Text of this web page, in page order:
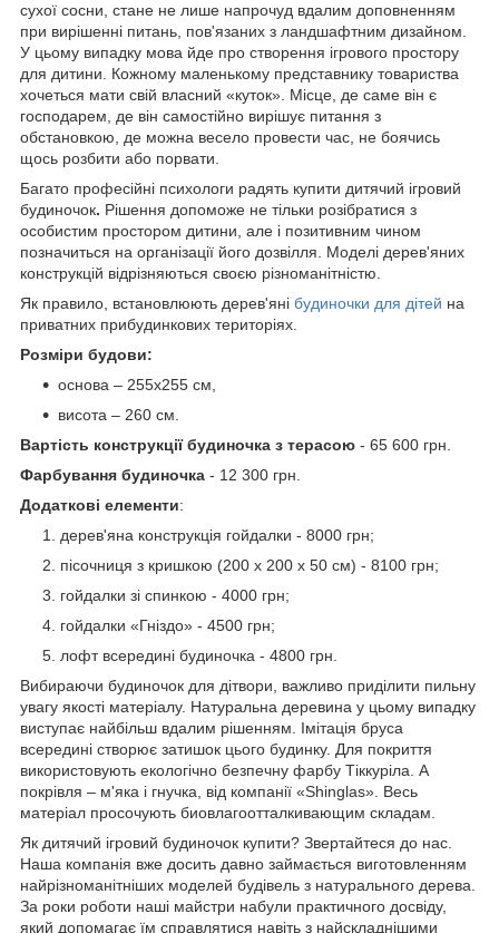
сухої сосни, стане не лише напрочуд вдалим доповненням
при вирішенні питань, пов'язаних з ландшафтним дизайном.
У цьому випадку мова йде про створення ігрового простору
для дитини. Кожному маленькому представнику товариства
хочеться мати свій власний «куток». Місце, де саме він є
господарем, де він самостійно вирішує питання з
обстановкою, де можна весело провести час, не боячись
щось розбити або порвати.
Багато професійні психологи радять купити дитячий ігровий
будиночок. Рішення допоможе не тільки розібратися з
особистим простором дитини, але і позитивним чином
позначиться на організації його дозвілля. Моделі дерев'яних
конструкцій відрізняються своєю різноманітністю.
Як правило, встановлюють дерев'яні будиночки для дітей на
приватних прибудинкових територіях.
Розміри будови:
основа – 255х255 см,
висота – 260 см.
Вартість конструкції будиночка з терасою - 65 600 грн.
Фарбування будиночка - 12 300 грн.
Додаткові елементи:
дерев'яна конструкція гойдалки - 8000 грн;
пісочниця з кришкою (200 х 200 х 50 см) - 8100 грн;
гойдалки зі спинкою - 4000 грн;
гойдалки «Гніздо» - 4500 грн;
лофт всередині будиночка - 4800 грн.
Вибираючи будиночок для дітвори, важливо приділити пильну
увагу якості матеріалу. Натуральна деревина у цьому випадку
виступає найбільш вдалим рішенням. Імітація бруса
всередині створює затишок цього будинку. Для покриття
використовують екологічно безпечну фарбу Тіккуріла. А
покрівля – м'яка і гнучка, від компанії «Shinglas». Весь
матеріал просочують биовлагоотталкивающим складам.
Як дитячий ігровий будиночок купити? Звертайтеся до нас.
Наша компанія вже досить давно займається виготовленням
найрізноманітніших моделей будівель з натурального дерева.
За роки роботи наші майстри набули практичного досвіду,
який допомагає їм справлятися навіть з найскладнішими